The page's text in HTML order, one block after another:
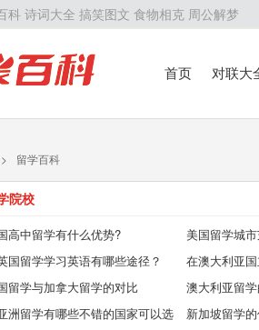
科 诗词大全 搞笑图文 食物相克 周公解梦
首页
对联大
> 留学百科
院校
高中留学有什么优势?
美国留学城
哪些大学可
国留学学习英语有哪些途径？
在澳大利亚
么样？
留学与加拿大留学的对比
澳大利亚留
洲留学有哪些不错的国家可以选
新加坡留学